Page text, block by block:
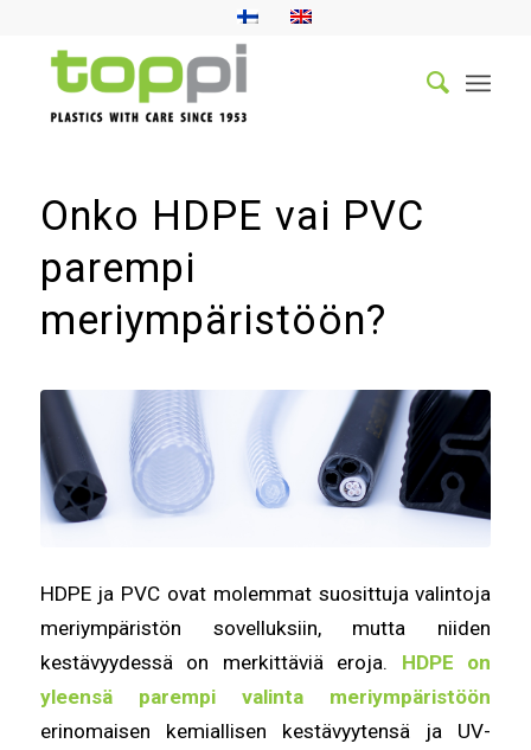
Onko HDPE vai PVC
parempi
meriympäristöön?
HDPE ja PVC ovat molemmat suosittuja valintoja
meriympäristön sovelluksiin, mutta niiden
kestävyydessä on merkittäviä eroja. HDPE on
yleensä parempi valinta meriympäristöön
erinomaisen kemiallisen kestävyytensä ja UV-